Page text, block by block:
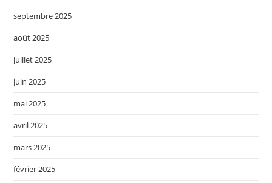
septembre 2025
août 2025
juillet 2025
juin 2025
mai 2025
avril 2025
mars 2025
février 2025